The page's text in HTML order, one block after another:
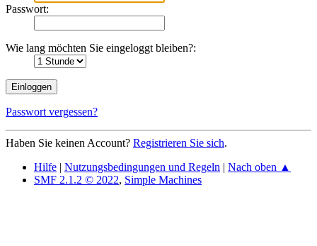
Passwort:
Wie lang möchten Sie eingeloggt bleiben?:
Passwort vergessen?
Haben Sie keinen Account? Registrieren Sie sich.
Hilfe | Nutzungsbedingungen und Regeln | Nach oben ▲
SMF 2.1.2 © 2022, Simple Machines